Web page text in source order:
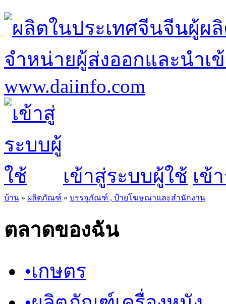
เข้าสู่ระบบผู้ใช้ เข้
บ้าน » ผลิตภัณฑ์ » บรรจุภัณฑ์ , ป้ายโฆษณาและสำนักงาน
ตลาดของฉัน
•เกษตร